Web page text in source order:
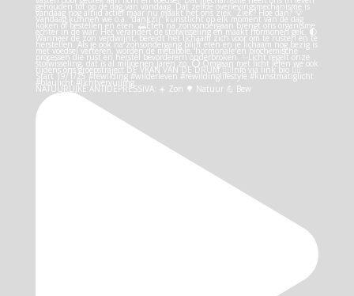
NATUURLIJKE ANTIDEPRESSIVA: ☀️ Zon 🌳 Natuur 💪 Bew